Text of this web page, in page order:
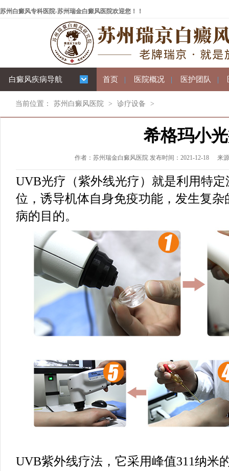
苏州白癜风专科医院-苏州瑞金白癜风医院欢迎您！！
白癜风疾病导航 首页 | 医院概况 | 医护团队 |
当前位置： 苏州白癜风医院 > 诊疗设备 >
希格玛小
作者：苏州瑞金白癜风医院 发布时间：2021-12-18 来
UVB光疗（紫外线光疗）就是利用特
位，诱导机体自身免疫功能，发生复
病的目的。
UVB紫外线疗法，它采用峰值311纳米